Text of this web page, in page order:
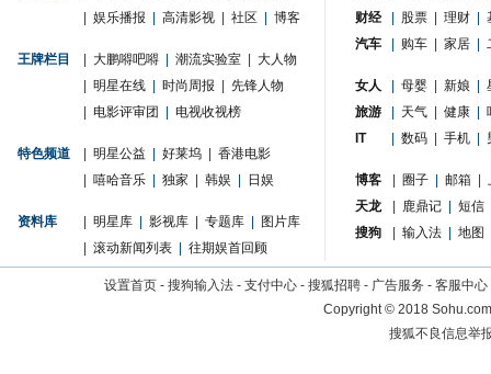
娱乐播报 高清影视 社区 博客
王牌栏目 大鹏嘚吧嘚 潮流实验室
大人物
明星在线 时尚周报
先锋人物
电影评审团 电视收视榜
特色频道 明星公益 好莱坞
香港电影
嘻哈音乐 独家 韩娱 日娱
资料库 明星库 影视库 专题库
图片库
滚动新闻列表 往期娱首回顾
财经
股票 理财
汽车
购车 家居
女人 母婴 新娘
旅游
天气 健康
IT
数码 手机
博客 圈子 邮箱
天龙
鹿鼎记
短信
搜狗
输入法 地图
设置首页 - 搜狗输入法 - 支付中心 - 搜狐招聘 - 广告服务 - 客服中心
Copyright©2018
搜狐不良信息举